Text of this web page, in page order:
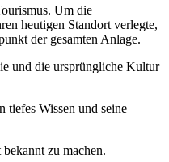
Um die
heutigen Standort verlegte,
der gesamten Anlage.
und die ursprüngliche Kultur
tiefes Wissen und seine
zu machen.